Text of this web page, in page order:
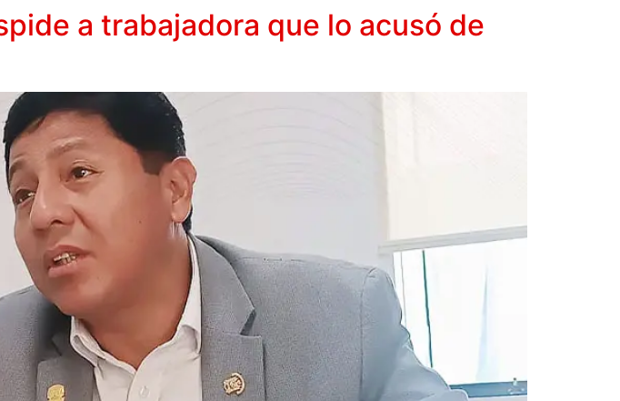
a trabajadora que lo acusó de